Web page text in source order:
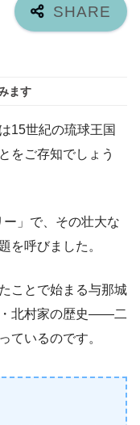
ます
15世紀の琉球王国
をご存知でしょう
」で、その壮大な
を呼びました。
ことで始まる与那城
北村家の歴史——二
ているのです。